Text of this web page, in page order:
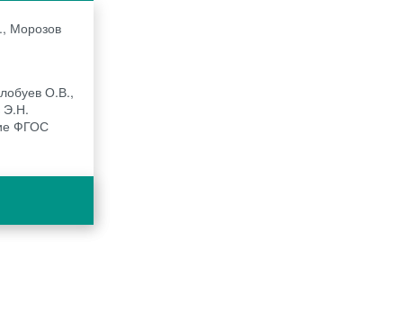
Морозов
О.В.,
Э.Н.
ФГОС